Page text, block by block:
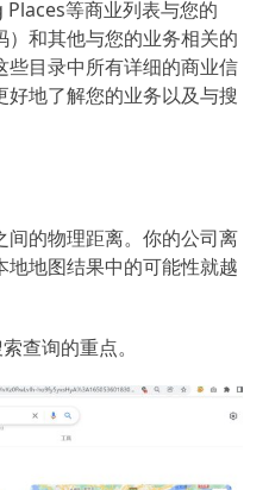
等商业列表与您的
）和其他与您的业务相关的
些目录中所有详细的商业信
地了解您的业务以及与搜
间的物理距离。你的公司离
地图结果中的可能性就越
查询的重点。